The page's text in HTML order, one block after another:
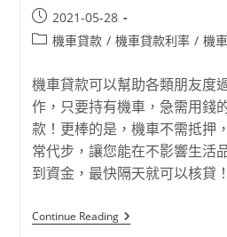
2021-05-28
機車貸款 / 機車貸款利率 / 機
機車貸款可以幫助各類朋友度
作，只要持有機車，急需用錢
款！更棒的是，機車不需抵押
常代步，讓您能在不影響生活
到資金，最快隔天就可以核貸！
Continue Reading